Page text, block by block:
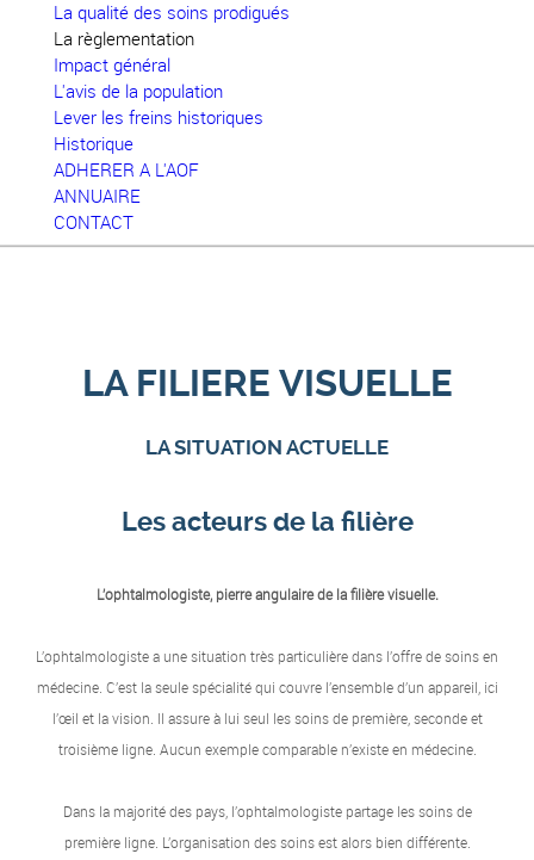
La qualité des soins prodigués
La règlementation
Impact général
L'avis de la population
Lever les freins historiques
Historique
ADHERER A L'AOF
ANNUAIRE
CONTACT
LA FILIERE VISUELLE
LA SITUATION ACTUELLE
Les acteurs de la filière
L’ophtalmologiste, pierre angulaire de la filière visuelle.
L’ophtalmologiste a une situation très particulière dans l’offre de soins en
médecine. C’est la seule spécialité qui couvre l’ensemble d’un appareil, ici
l’œil et la vision. Il assure à lui seul les soins de première, seconde et
troisième ligne. Aucun exemple comparable n’existe en médecine.
Dans la majorité des pays, l’ophtalmologiste partage les soins de
première ligne. L’organisation des soins est alors bien différente.